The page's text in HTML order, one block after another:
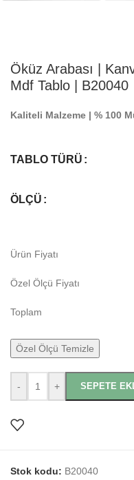
Öküz Arabası |
Mdf Tablo | B20040
Kaliteli Malzeme | % 100
TABLO TÜRÜ
ÖLÇÜ
Ürün Fiyatı
Özel Ölçü Fiyatı
Toplam
Özel Ölçü Temizle
- + SEPETE
Stok kodu: B20040